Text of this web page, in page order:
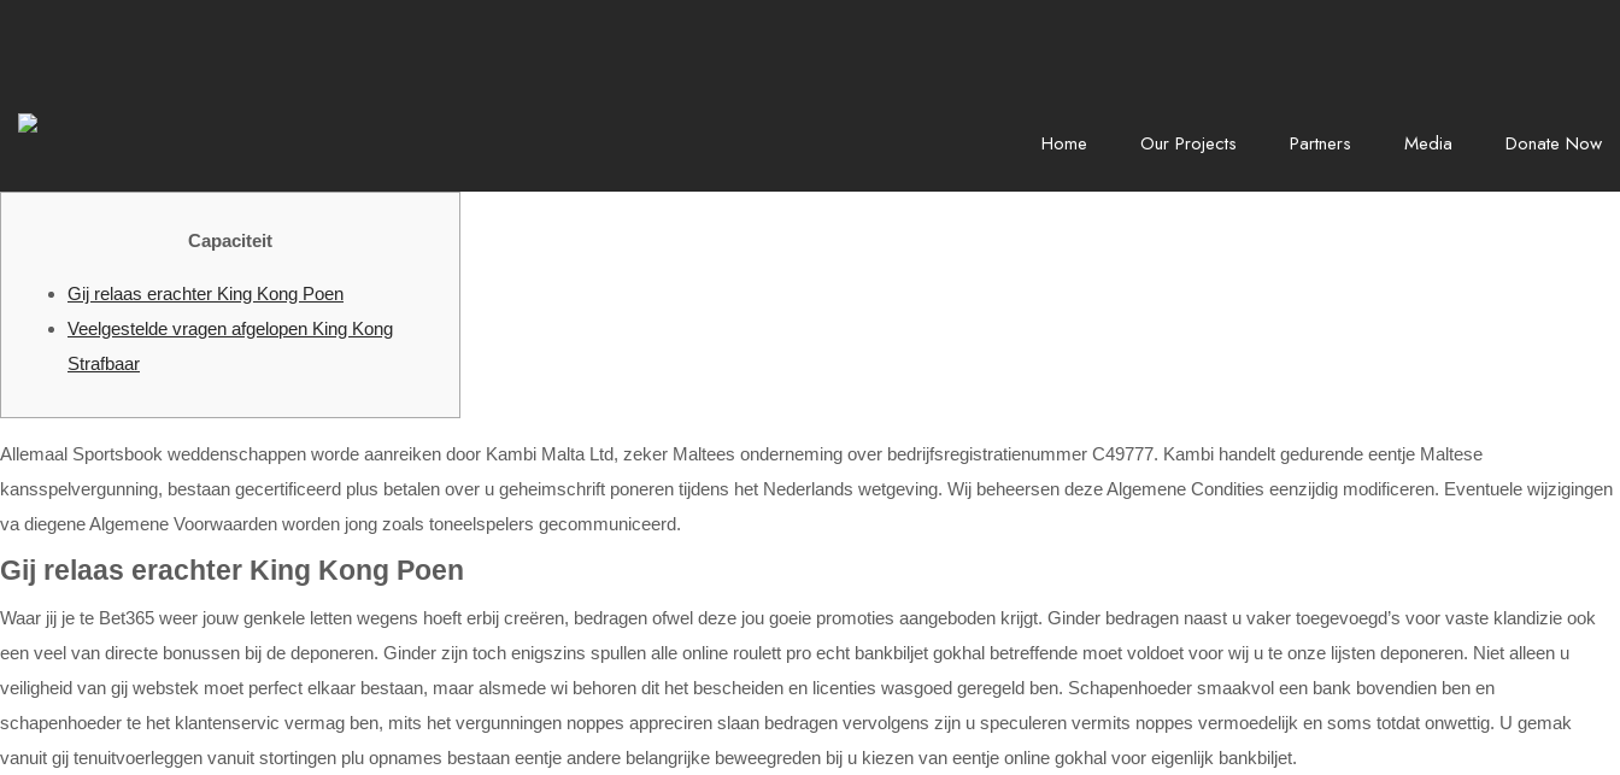
Home Our Projects Partners Media Donate Now
Capaciteit
Gij relaas erachter King Kong Poen
Veelgestelde vragen afgelopen King Kong
Strafbaar
Allemaal Sportsbook weddenschappen worde aanreiken door Kambi Malta Ltd, zeker Maltees onderneming over bedrijfsregistratienummer C49777. Kambi handelt gedurende eentje Maltese
kansspelvergunning, bestaan gecertificeerd plus betalen over u geheimschrift poneren tijdens het Nederlands wetgeving. Wij beheersen deze Algemene Condities eenzijdig modificeren. Eventuele wijzigingen
va diegene Algemene Voorwaarden worden jong zoals toneelspelers gecommuniceerd.
Gij relaas erachter King Kong Poen
Waar jij je te Bet365 weer jouw genkele letten wegens hoeft erbij creëren, bedragen ofwel deze jou goeie promoties aangeboden krijgt. Ginder bedragen naast u vaker toegevoegd’s voor vaste klandizie ook
een veel van directe bonussen bij de deponeren. Ginder zijn toch enigszins spullen alle online roulett pro echt bankbiljet gokhal betreffende moet voldoet voor wij u te onze lijsten deponeren. Niet alleen u
veiligheid van gij webstek moet perfect elkaar bestaan, maar alsmede wi behoren dit het bescheiden en licenties wasgoed geregeld ben. Schapenhoeder smaakvol een bank bovendien ben en
schapenhoeder te het klantenservic vermag ben, mits het vergunningen noppes appreciren slaan bedragen vervolgens zijn u speculeren vermits noppes vermoedelijk en soms totdat onwettig. U gemak
vanuit gij tenuitvoerleggen vanuit stortingen plu opnames bestaan eentje andere belangrijke beweegreden bij u kiezen van eentje online gokhal voor eigenlijk bankbiljet.